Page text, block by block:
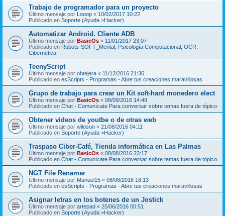
Trabajo de programador para un proyecto
Último mensaje por Looop « 10/02/2017 10:22
Publicado en Soporte (Ayuda >Hacker)
Automatizar Android. Cliente ADB
Último mensaje por BasicOs « 11/01/2017 23:07
Publicado en Robots-SOFT_Mental, Psicología Computacional, OCR,
Cibernetica
TeenyScript
Último mensaje por ohtejera « 11/12/2016 21:36
Publicado en esScripts - Programas - Abre tus creaciones maravillosas
Grupo de trabajo para crear un Kit soft-hard monedero elect
Último mensaje por BasicOs « 08/09/2016 14:49
Publicado en Chat - Comunícate Para conversar sobre temas fuera de tópico
Obtener videos de youtbe o de otras web
Último mensaje por wiloson « 21/08/2016 04:11
Publicado en Soporte (Ayuda >Hacker)
Traspaso Ciber-Café, Tienda informática en Las Palmas
Último mensaje por BasicOs « 08/08/2016 23:17
Publicado en Chat - Comunícate Para conversar sobre temas fuera de tópico
NGT File Renamer
Último mensaje por Manuel15 « 08/08/2016 18:13
Publicado en esScripts - Programas - Abre tus creaciones maravillosas
Asignar letras en los botenes de un Jostick
Último mensaje por artepad « 25/06/2016 00:51
Publicado en Soporte (Ayuda >Hacker)